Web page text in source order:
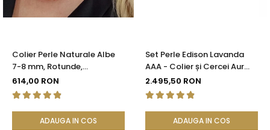
Colier Perle Naturale Albe
7-8 mm, Rotunde,
Închizătoare Argint 925 |
KASKADDA®
614,00 RON
ADAUGA IN COS
Set Perle Edison Lavanda
AAA - Colier și Cercei Aur
Galben 14K, Perle Naturale
11,5-12 mm| KASKADDA®
2.495,50 RON
ADAUGA IN COS